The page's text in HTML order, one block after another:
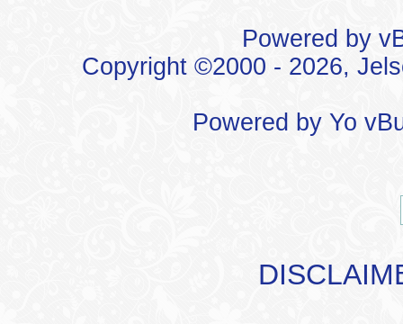
Powered by
Copyright ©2000 - 2026,
Powered by Yo